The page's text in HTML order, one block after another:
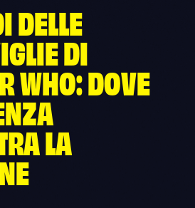
DELLE
DI
WHO: DOVE
LA